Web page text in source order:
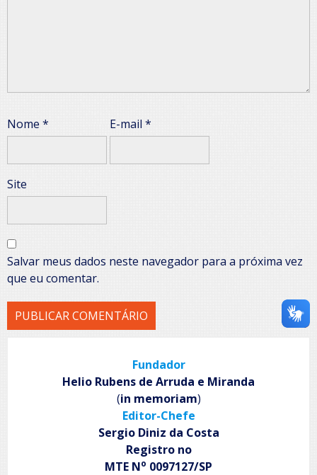
Nome * E-mail *
Site
Salvar meus dados neste navegador para a próxima vez
que eu comentar.
Fundador
Helio Rubens de Arruda e Miranda
(in memoriam)
Editor-Chefe
Sergio Diniz da Costa
Registro no
MTE No 0097127/SP